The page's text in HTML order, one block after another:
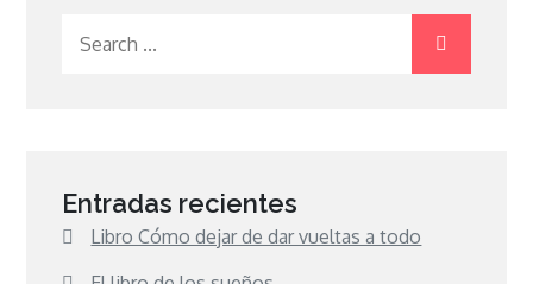
Entradas recientes
Libro Cómo dejar de dar vueltas a todo